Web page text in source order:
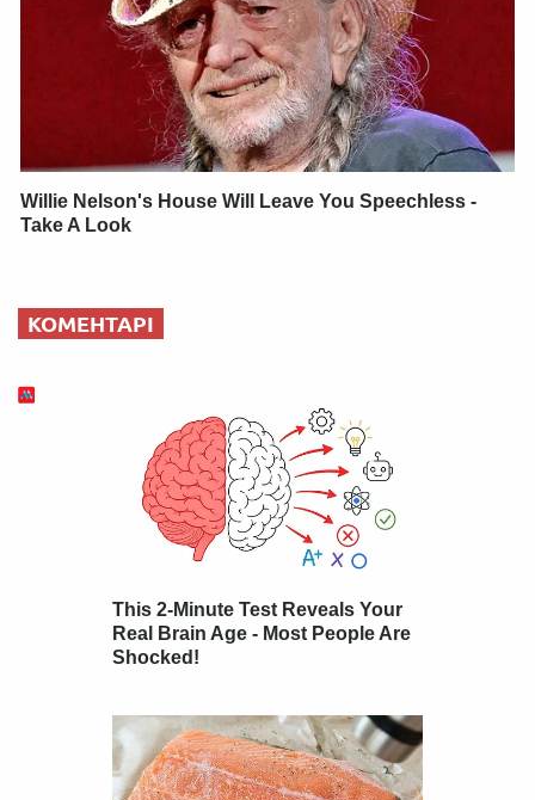
Willie Nelson's House Will Leave You Speechless -
Take A Look
КОМЕНТАРІ